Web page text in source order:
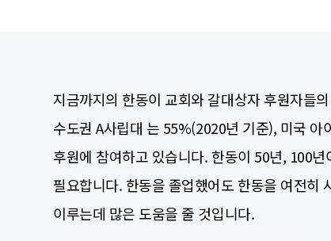
지금까지의 한동이 교회와 갈대상자 후원자들
수도권 A사립대 는 55%(2020년 기준), 미국
후원에 참여하고 있습니다. 한동이 50년, 100
필요합니다. 한동을 졸업했어도 한동을 여전히
이루는데 많은 도움을 줄 것입니다.